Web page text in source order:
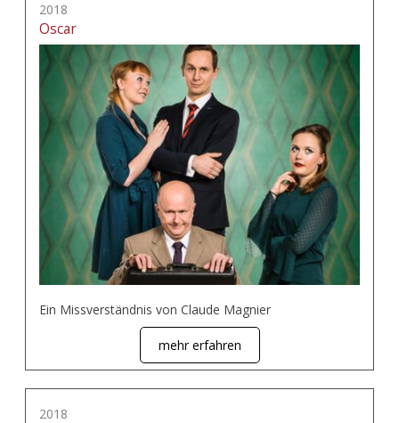
2018
Oscar
Ein Missverständnis von Claude Magnier
mehr erfahren
2018